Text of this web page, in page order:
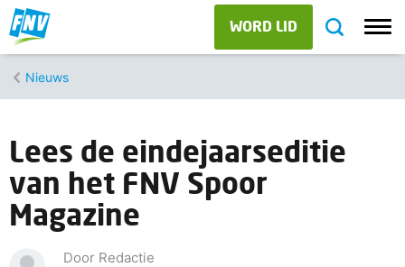
WORD LID
Nieuws
Lees de eindejaarseditie
van het FNV Spoor
Magazine
Door Redactie